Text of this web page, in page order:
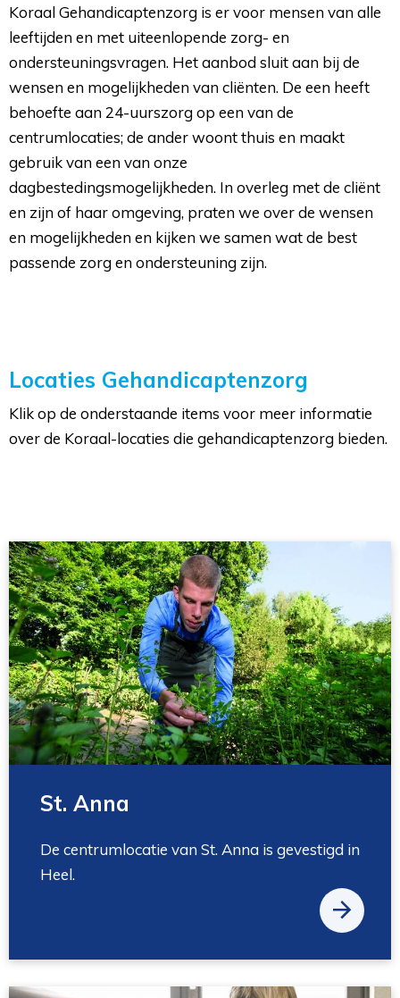
Koraal Gehandicaptenzorg is er voor mensen van alle
leeftijden en met uiteenlopende zorg- en
ondersteuningsvragen. Het aanbod sluit aan bij de
wensen en mogelijkheden van cliënten. De een heeft
behoefte aan 24-uurszorg op een van de
centrumlocaties; de ander woont thuis en maakt
gebruik van een van onze
dagbestedingsmogelijkheden. In overleg met de cliënt
en zijn of haar omgeving, praten we over de wensen
en mogelijkheden en kijken we samen wat de best
passende zorg en ondersteuning zijn.
Locaties Gehandicaptenzorg
Klik op de onderstaande items voor meer informatie
over de Koraal-locaties die gehandicaptenzorg bieden.
St. Anna
De centrumlocatie van St. Anna is gevestigd in
Heel.